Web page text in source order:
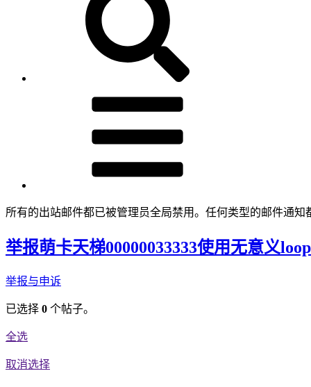
所有的出站邮件都已被管理员全局禁用。任何类型的邮件通知
举报萌卡天梯00000033333使用无意义
举报与申诉
已选择 0 个帖子。
全选
取消选择